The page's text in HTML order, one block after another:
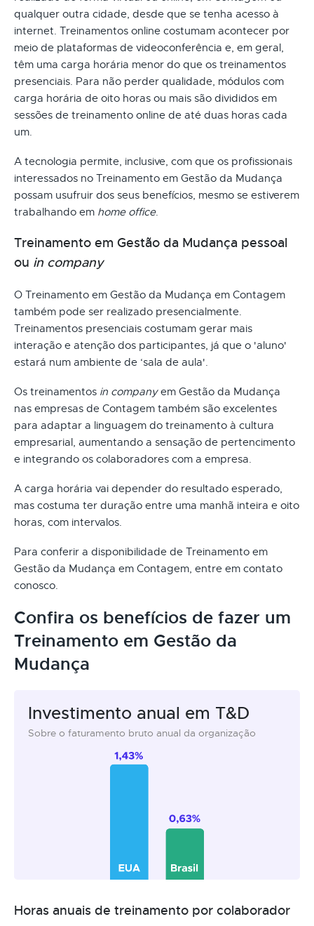
qualquer outra cidade, desde que se tenha acesso à
internet. Treinamentos online costumam acontecer por
meio de plataformas de videoconferência e, em geral,
têm uma carga horária menor do que os treinamentos
presenciais. Para não perder qualidade, módulos com
carga horária de oito horas ou mais são divididos em
sessões de treinamento online de até duas horas cada
um.
A tecnologia permite, inclusive, com que os profissionais
interessados no Treinamento em Gestão da Mudança
possam usufruir dos seus benefícios, mesmo se estiverem
trabalhando em home office.
Treinamento em Gestão da Mudança pessoal
ou in company
O Treinamento em Gestão da Mudança em Contagem
também pode ser realizado presencialmente.
Treinamentos presenciais costumam gerar mais
interação e atenção dos participantes, já que o 'aluno'
estará num ambiente de ‘sala de aula'.
Os treinamentos in companyem Gestão da Mudança
nas empresas de Contagem também são excelentes
para adaptar a linguagem do treinamento à cultura
empresarial, aumentando a sensação de pertencimento
e integrando os colaboradores com a empresa.
A carga horária vai depender do resultado esperado,
mas costuma ter duração entre uma manhã inteira e oito
horas, com intervalos.
Para conferir a disponibilidade de Treinamento em
Gestão da Mudança em Contagem, entre em contato
conosco.
Confira os benefícios de fazer um
Treinamento em Gestão da
Mudança
Investimento anual em T&D
Sobre o faturamento bruto anual da organização
Horas anuais de treinamento por colaborador